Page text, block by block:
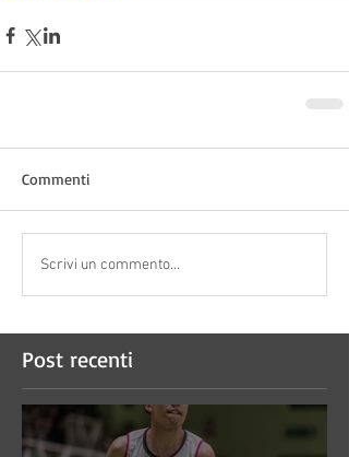
Commenti
Scrivi un commento...
Post recenti